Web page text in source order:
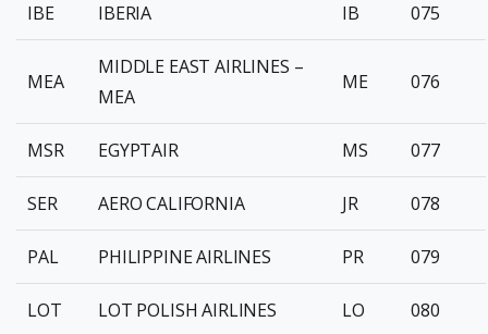
IBE IBERIA IB 075
MEA
MIDDLE EAST AIRLINES –
MEA
ME 076
MSR EGYPTAIR MS 077
SER AERO CALIFORNIA JR 078
PAL PHILIPPINE AIRLINES PR 079
LOT LOT POLISH AIRLINES LO 080